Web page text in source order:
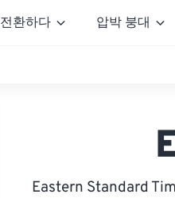
전환하다 압박 붕대
Eastern Standard